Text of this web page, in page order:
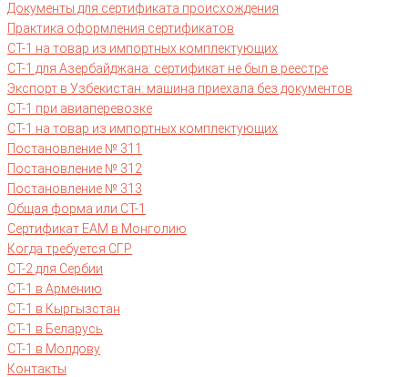
Документы для сертификата происхождения
Практика оформления сертификатов
СТ-1 на товар из импортных комплектующих
СТ-1 для Азербайджана: сертификат не был в реестре
Экспорт в Узбекистан: машина приехала без документов
СТ-1 при авиаперевозке
СТ-1 на товар из импортных комплектующих
Постановление № 311
Постановление № 312
Постановление № 313
Общая форма или СТ-1
Сертификат EAM в Монголию
Когда требуется СГР
СТ-2 для Сербии
СТ-1 в Армению
СТ-1 в Кыргызстан
СТ-1 в Беларусь
СТ-1 в Молдову
Контакты